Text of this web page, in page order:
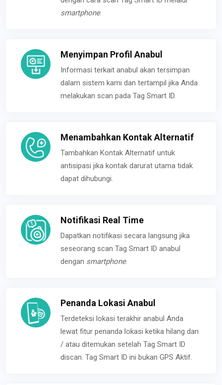
smartphone.
Menyimpan Profil Anabul
Informasi terkait anabul akan tersimpan
dalam sistem kami dan tertampil jika Anda
melakukan scan pada Tag Smart ID.
Menambahkan Kontak Alternatif
Tambahkan Kontak Alternatif untuk
antisipasi jika kontak darurat utama tidak
dapat dihubungi.
Notifikasi Real Time
Dapatkan notifikasi secara langsung jika
seseorang scan Tag Smart ID anabul
dengan smartphone.
Penanda Lokasi Anabul
Terdeteksi lokasi terakhir anabul Anda
lewat fitur penanda lokasi ketika hilang dan
/ atau ditemukan setelah Tag Smart ID
discan. Tag Smart ID ini bukan GPS Aktif.